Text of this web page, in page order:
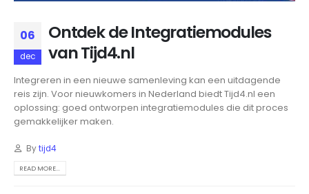
06
dec
Ontdek de Integratiemodules
van Tijd4.nl
Integreren in een nieuwe samenleving kan een uitdagende
reis zijn. Voor nieuwkomers in Nederland biedt Tijd4.nl een
oplossing: goed ontworpen integratiemodules die dit proces
gemakkelijker maken.
Bytijd4
READ MORE...